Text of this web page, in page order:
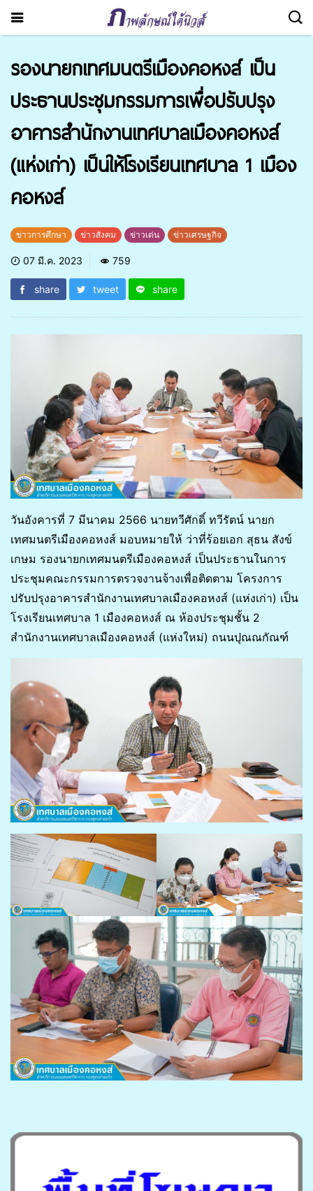
รองนายกเทศมนตรีเมืองคอหงส์ เป็น
ประธานประชุมกรรมการเพื่อปรับปรุง
อาคารสำนักงานเทศบาลเมืองคอหงส์
(แห่งเก่า) เป็นให้โรงเรียนเทศบาล 1 เมือง
คอหงส์
ข่าวการศึกษา ข่าวสังคม ข่าวเด่น ข่าวเศรษฐกิจ
07 มี.ค. 2023 759
share tweet share
วันอังคารที่ 7 มีนาคม 2566 นายทวีศักดิ์ ทวีรัตน์ นายก
เทศมนตรีเมืองคอหงส์ มอบหมายให้ ว่าที่ร้อยเอก สุธน สังข์
เกษม รองนายกเทศมนตรีเมืองคอหงส์ เป็นประธานในการ
ประชุมคณะกรรมการตรวจงานจ้างเพื่อติดตาม โครงการ
ปรับปรุงอาคารสำนักงานเทศบาลเมืองคอหงส์ (แห่งเก่า) เป็น
โรงเรียนเทศบาล 1 เมืองคอหงส์ ณ ห้องประชุมชั้น 2
สำนักงานเทศบาลเมืองคอหงส์ (แห่งใหม่) ถนนปุณณกัณฑ์